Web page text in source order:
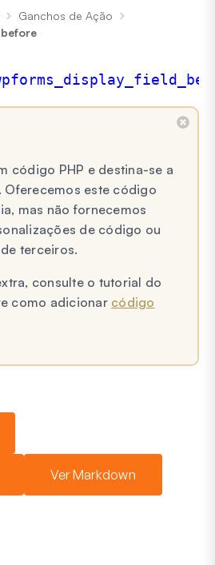
Ganchos de Ação
código PHP e destina-se a
Oferecemos este código
mas não fornecemos
de código ou
terceiros.
consulte o tutorial do
como adicionar código
Ver Markdown